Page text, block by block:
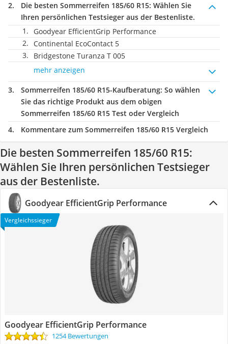
Die besten Sommerreifen 185/60 R15: Wählen Sie
Ihren persönlichen Testsieger aus der Bestenliste.
Goodyear EfficientGrip Performance
Continental EcoContact 5
Bridgestone Turanza T 005
mehr anzeigen
Sommerreifen 185/60 R15-Kaufberatung: So wählen
Sie das richtige Produkt aus dem obigen
Sommerreifen 185/60 R15 Test oder Vergleich
Kommentare zum Sommerreifen 185/60 R15 Vergleich
Die besten Sommerreifen 185/60 R15:
Wählen Sie Ihren persönlichen Testsieger
aus der Bestenliste.
Goodyear EfficientGrip Performance
Vergleichssieger
Goodyear EfficientGrip Performance
1254 Bewertungen